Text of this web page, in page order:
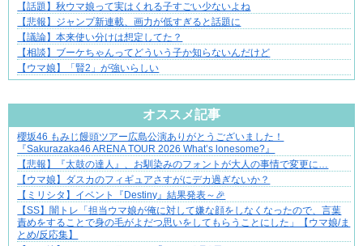
【話題】秋ウマ娘って実はくれる子すごい少ないよね
【悲報】ジャンプ新連載、画力が低すぎると話題に
【議論】本来使い分けは想定してた？
【相談】ブーケちゃんってどういう子か知らないんだけど
【ウマ娘】「賢2」が強いらしい
オススメ記事
好青年の片思いが壊れていくまで
櫻坂46 もみじ饅頭ツアー広島公演ありがとうございました！
『Sakurazaka46 ARENA TOUR 2026 What’s lonesome?』
【悲報】『太鼓の達人』、お馴染みのフォントが大人の事情で変更に…
【ウマ娘】ダスカのフィギュアさすがにデカ過ぎないか？
【ミリシタ】イベント『Destiny』結果発表～🎉
【SS】闇トレ「担当ウマ娘が俺に対して嫌な顔をしなくなったので、言葉
責めをすることで身の毛がよだつ思いをしてもらうことにした」【ウマ娘/ま
とめ/反応集】